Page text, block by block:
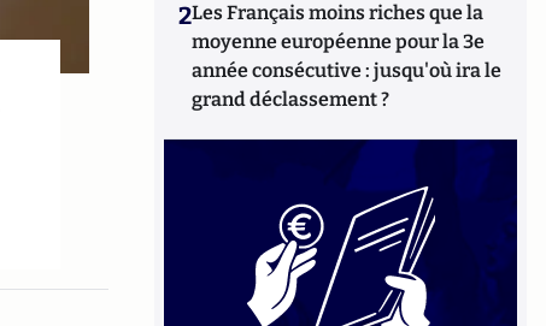
2Les Français moins riches que la
moyenne européenne pour la 3e
année consécutive : jusqu'où ira le
grand déclassement ?